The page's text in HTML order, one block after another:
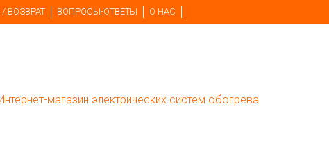
ВОЗВРАТ ВОПРОСЫ-ОТВЕТЫ О НАС
магазин электрических систем обогрева